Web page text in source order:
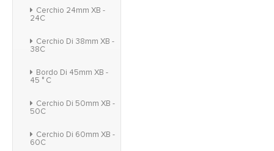
Cerchio 24mm XB -
24C
Cerchio Di 38mm XB -
38C
Bordo Di 45mm XB -
45 ° C
Cerchio Di 50mm XB -
50C
Cerchio Di 60mm XB -
60C